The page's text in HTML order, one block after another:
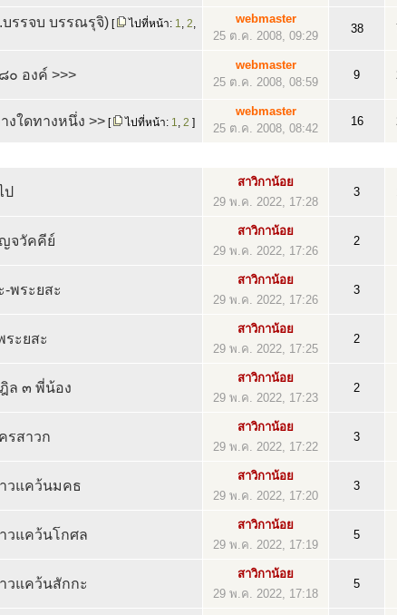
รรจบ บรรณรุจิ) [ ไปที่หน้า: 1, 2,
webmaster
25 ต.ค. 2008, 09:29
38
๐ องค์ >>>
webmaster
25 ต.ค. 2008, 08:59
9
งใดทางหนึ่ง >> [ ไปที่หน้า: 1, 2 ]
webmaster
25 ต.ค. 2008, 08:42
16
ป
สาวิกาน้อย
29 พ.ค. 2022, 17:28
3
จวัคคีย์
สาวิกาน้อย
29 พ.ค. 2022, 17:26
2
พระยสะ
สาวิกาน้อย
29 พ.ค. 2022, 17:26
3
ะยสะ
สาวิกาน้อย
29 พ.ค. 2022, 17:25
2
ล ๓ พี่น้อง
สาวิกาน้อย
29 พ.ค. 2022, 17:23
2
รสาวก
สาวิกาน้อย
29 พ.ค. 2022, 17:22
3
วแคว้นมคธ
สาวิกาน้อย
29 พ.ค. 2022, 17:20
3
วแคว้นโกศล
สาวิกาน้อย
29 พ.ค. 2022, 17:19
5
วแคว้นสักกะ
สาวิกาน้อย
29 พ.ค. 2022, 17:18
5